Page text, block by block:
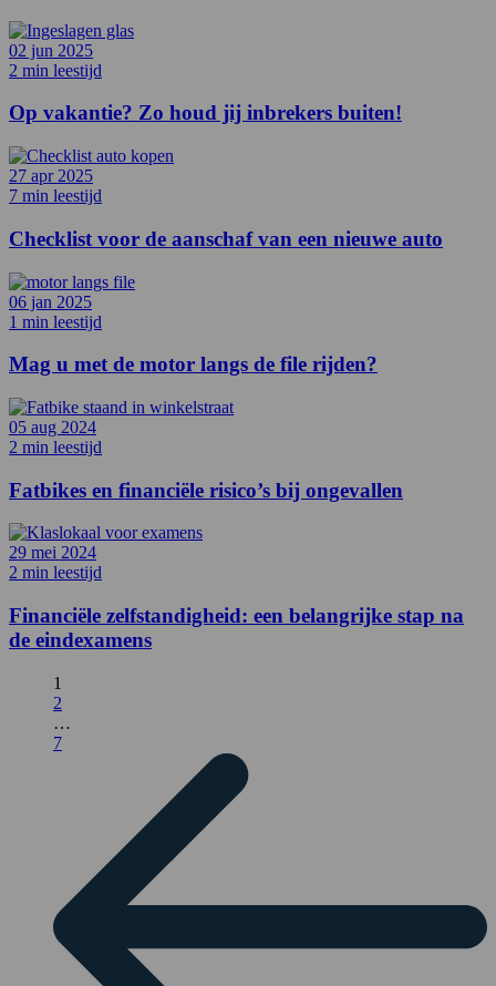
02 jun 2025
2 min leestijd
Op vakantie? Zo houd jij inbrekers buiten!
27 apr 2025
7 min leestijd
Checklist voor de aanschaf van een nieuwe auto
06 jan 2025
1 min leestijd
Mag u met de motor langs de file rijden?
05 aug 2024
2 min leestijd
Fatbikes en financiële risico’s bij ongevallen
29 mei 2024
2 min leestijd
Financiële zelfstandigheid: een belangrijke stap na
de eindexamens
1
2
…
7